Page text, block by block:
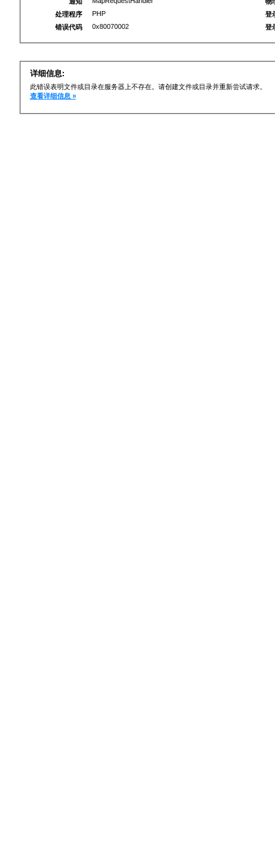
处理程序
PHP
错误代码
0x80070002
登
登
详细信息:
此错误表明文件或目录在服务器上不存在。请创建文件或目录并重新尝试请求。
查看详细信息 »